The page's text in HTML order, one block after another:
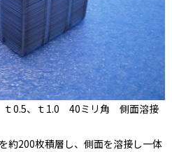
ｔ0.5、ｔ1.0 40ミリ角 側面溶接
約200枚積層し、側面を溶接し一体